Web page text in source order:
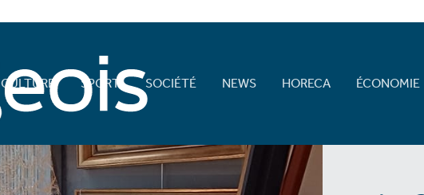
CULTURE SPORT SOCIÉTÉ NEWS HORECA ÉCONOMIE